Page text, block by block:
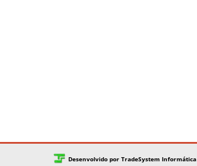
Desenvolvido por TradeSystem Informática